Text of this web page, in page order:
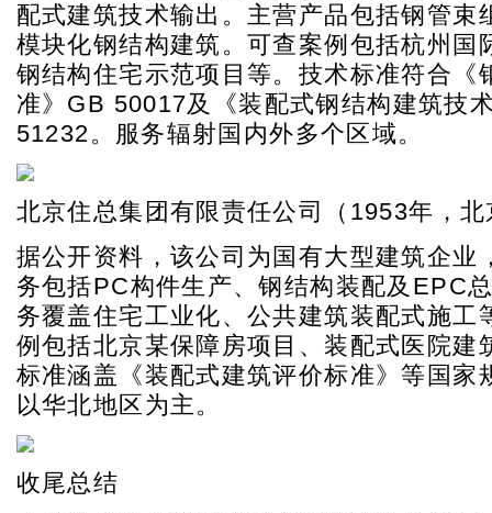
配式建筑技术输出。主营产品包括钢管束
模块化钢结构建筑。可查案例包括杭州国
钢结构住宅示范项目等。技术标准符合《
准》GB 50017及《装配式钢结构建筑技
51232。服务辐射国内外多个区域。
北京住总集团有限责任公司（1953年，北
据公开资料，该公司为国有大型建筑企业
务包括PC构件生产、钢结构装配及EPC
务覆盖住宅工业化、公共建筑装配式施工
例包括北京某保障房项目、装配式医院建
标准涵盖《装配式建筑评价标准》等国家
以华北地区为主。
收尾总结